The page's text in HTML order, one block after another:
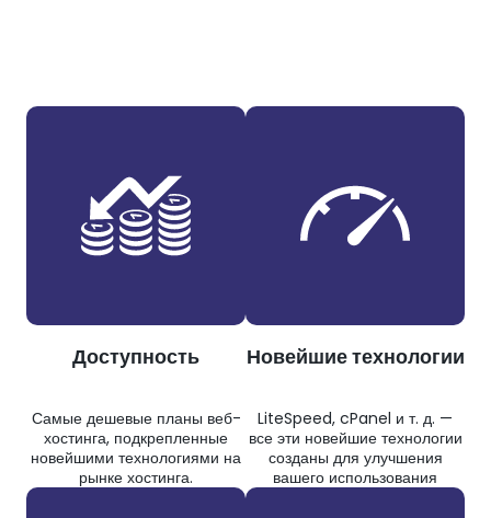
Доступность
Самые дешевые планы веб-
хостинга, подкрепленные
новейшими технологиями на
рынке хостинга.
Новейшие технологии
LiteSpeed, cPanel и т. д. —
все эти новейшие технологии
созданы для улучшения
вашего использования